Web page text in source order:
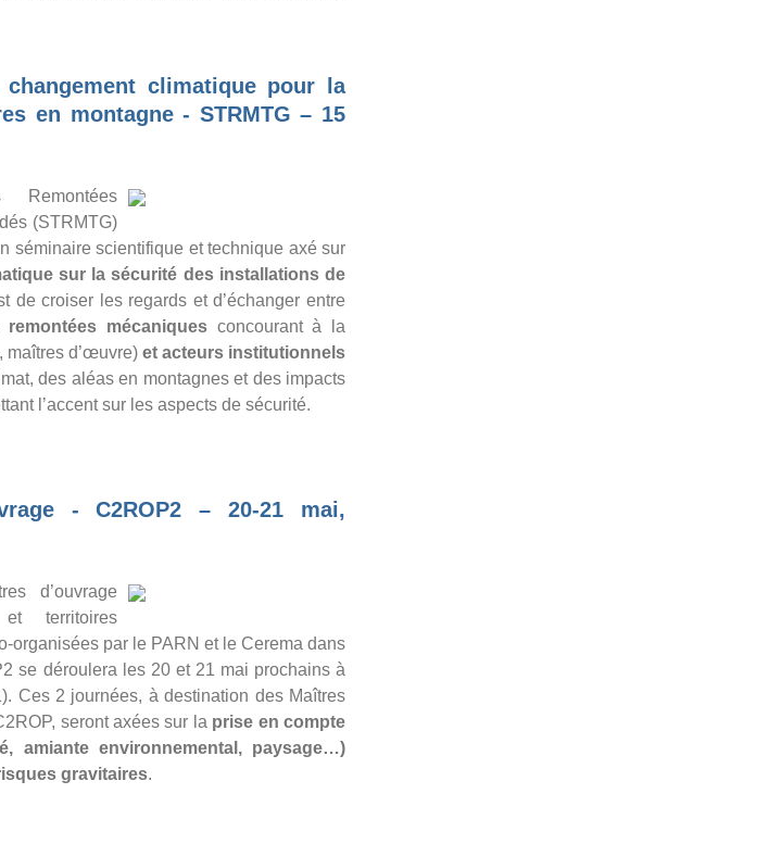
climatique pour la
en montagne - STRMTG – 15
(STRMTG)
séminaire scientifique et technique axé sur
sur la sécurité des installations de
de croiser les regards et d’échanger entre
mécaniquesconcourant à la
maîtres d’œuvre) et acteurs institutionnels
des aléas en montagnes et des impacts
l’accent sur les aspects de sécurité.
- C2ROP2 – 20-21 mai,
d’ouvrage
et territoires
organisées par le PARN et le Cerema dans
se déroulera les 20 et 21 mai prochains à
Ces 2 journées, à destination des Maîtres
seront axées sur la prise en compte
amiante environnemental, paysage…)
gravitaires.